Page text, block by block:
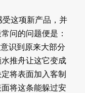
受这项新产品，并
问的问题便是：
识到原来大部分
推舟让这它变成
将表面加入客制
将这条能躲过安